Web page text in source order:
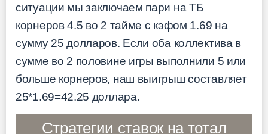
ситуации мы заключаем пари на ТБ
корнеров 4.5 во 2 тайме с кэфом 1.69 на
сумму 25 долларов. Если оба коллектива в
сумме во 2 половине игры выполнили 5 или
больше корнеров, наш выигрыш составляет
25*1.69=42.25 доллара.
Стратегии ставок на тотал